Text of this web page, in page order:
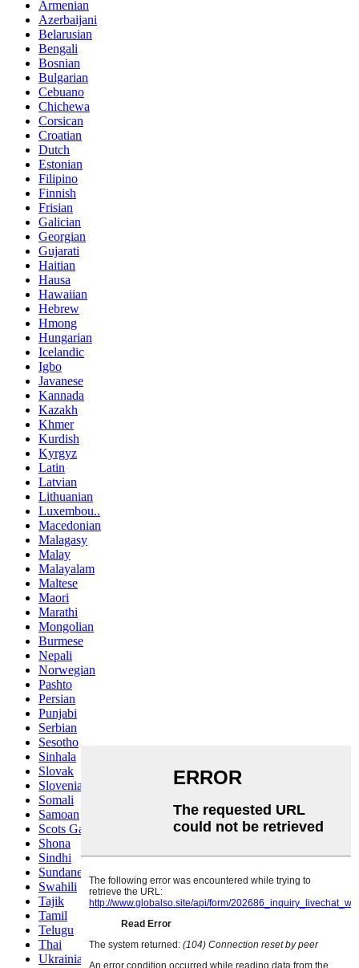
Armenian
Azerbaijani
Belarusian
Bengali
Bosnian
Bulgarian
Cebuano
Chichewa
Corsican
Croatian
Dutch
Estonian
Filipino
Finnish
Frisian
Galician
Georgian
Gujarati
Haitian
Hausa
Hawaiian
Hebrew
Hmong
Hungarian
Icelandic
Igbo
Javanese
Kannada
Kazakh
Khmer
Kurdish
Kyrgyz
Latin
Latvian
Lithuanian
Luxembou..
Macedonian
Malagasy
Malay
Malayalam
Maltese
Maori
Marathi
Mongolian
Burmese
Nepali
Norwegian
Pashto
Persian
Punjabi
Serbian
Sesotho
Sinhala
Slovak
Slovenian
Somali
Samoan
Scots Gaelic
Shona
Sindhi
Sundanese
Swahili
Tajik
Tamil
Telugu
Thai
Ukrainian